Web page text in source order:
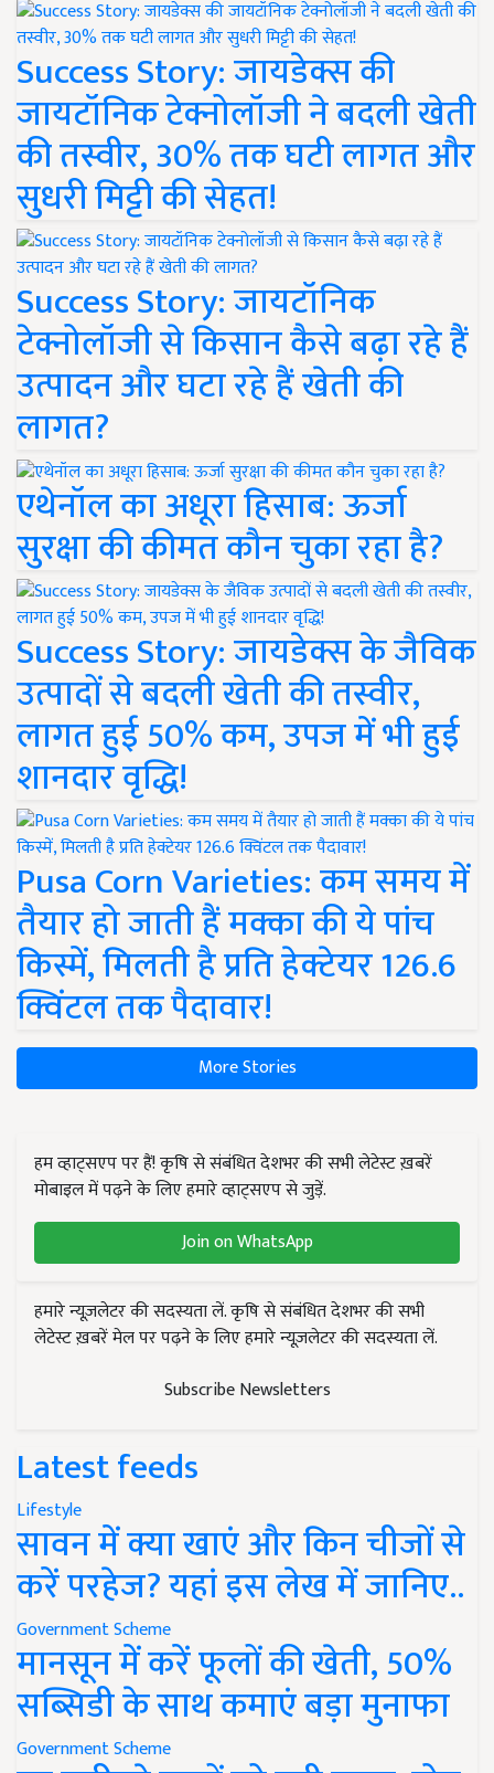
Success Story: जायडेक्स की
जायटॉनिक टेक्नोलॉजी ने बदली खेती
की तस्वीर, 30% तक घटी लागत और
सुधरी मिट्टी की सेहत!
Success Story: जायटॉनिक
टेक्नोलॉजी से किसान कैसे बढ़ा रहे हैं
उत्पादन और घटा रहे हैं खेती की
लागत?
एथेनॉल का अधूरा हिसाब: ऊर्जा
सुरक्षा की कीमत कौन चुका रहा है?
Success Story: जायडेक्स के जैविक
उत्पादों से बदली खेती की तस्वीर,
लागत हुई 50% कम, उपज में भी हुई
शानदार वृद्धि!
Pusa Corn Varieties: कम समय में
तैयार हो जाती हैं मक्का की ये पांच
किस्में, मिलती है प्रति हेक्टेयर 126.6
क्विंटल तक पैदावार!
More Stories
हम व्हाट्सएप पर हैं! कृषि से संबंधित देशभर की सभी लेटेस्ट ख़बरें
मोबाइल में पढ़ने के लिए हमारे व्हाट्सएप से जुड़ें.
Join on WhatsApp
हमारे न्यूज़लेटर की सदस्यता लें. कृषि से संबंधित देशभर की सभी
लेटेस्ट ख़बरें मेल पर पढ़ने के लिए हमारे न्यूज़लेटर की सदस्यता लें.
Subscribe Newsletters
Latest feeds
Lifestyle
सावन में क्या खाएं और किन चीजों से
करें परहेज? यहां इस लेख में जानिए..
Government Scheme
मानसून में करें फूलों की खेती, 50%
सब्सिडी के साथ कमाएं बड़ा मुनाफा
Government Scheme